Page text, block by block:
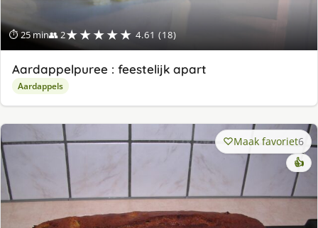
⏱ 25 min👥 2★★★★★ 4.61 (18)
Aardappelpuree : feestelijk apart
Aardappels
Maak favoriet6
👍